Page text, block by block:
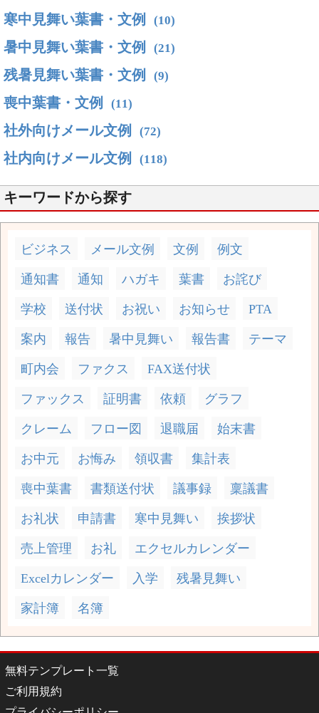
寒中見舞い葉書・文例 (10)
暑中見舞い葉書・文例 (21)
残暑見舞い葉書・文例 (9)
喪中葉書・文例 (11)
社外向けメール文例 (72)
社内向けメール文例 (118)
キーワードから探す
ビジネス メール文例 文例 例文
通知書 通知 ハガキ 葉書 お詫び
学校 送付状 お祝い お知らせ PTA
案内 報告 暑中見舞い 報告書 テーマ
町内会 ファクス FAX送付状
ファックス 証明書 依頼 グラフ
クレーム フロー図 退職届 始末書
お中元 お悔み 領収書 集計表
喪中葉書 書類送付状 議事録 稟議書
お礼状 申請書 寒中見舞い 挨拶状
売上管理 お礼 エクセルカレンダー
Excelカレンダー 入学 残暑見舞い
家計簿 名簿
無料テンプレート一覧
ご利用規約